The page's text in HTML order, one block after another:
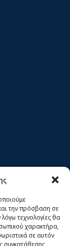
την πρόσβαση σε
τεχνολογίες θα
χαρακτήρα,
σε αυτόν
συγκατάθεσης,